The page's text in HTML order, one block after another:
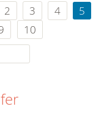
2 3 4
5
10